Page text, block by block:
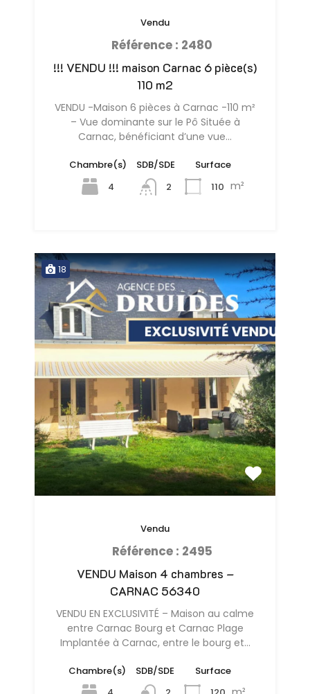
!!! VENDU !!! maison Carnac 6 pièce(s)
110 m2
VENDU -Maison 6 pièces à Carnac -110 m²
– Vue dominante sur le Pô Située à
Carnac, bénéficiant d’une vue…
Chambre(s)
4
SDB/SDE
2
Surface
110 m²
Vendu
Référence : 2480
18
VENDU Maison 4 chambres –
CARNAC 56340
VENDU EN EXCLUSIVITÉ – Maison au calme
entre Carnac Bourg et Carnac Plage
Implantée à Carnac, entre le bourg et…
Chambre(s)
SDB/SDE
Surface
Vendu
Référence : 2495